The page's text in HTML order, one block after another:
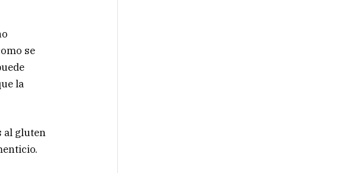
se
la
al gluten